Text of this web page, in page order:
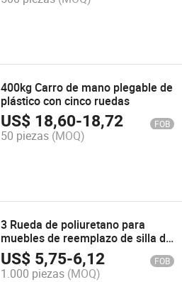
400kg Carro de mano plegable de
plástico con cinco ruedas
US$ 18,60-18,72 FOB
50 piezas (MOQ)
3 Rueda de poliuretano para
muebles de reemplazo de silla de
oficina
US$ 5,75-6,12 FOB
1.000 piezas (MOQ)